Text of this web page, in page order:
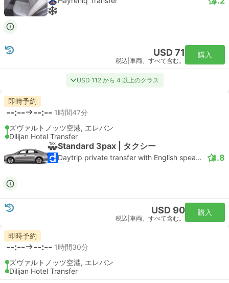
USD 71
税込 車両、すべて含む。
購入
USD 112 から 4 以上のクラス
即時予約
--:-- --:-- 1時間47分
ズヴァルトノッツ空港, エレバン
Dilijan Hotel Transfer
Standard 3pax | タクシー
Daytrip private transfer with English speaking driver 4.8
USD 90
税込 車両、すべて含む。
購入
即時予約
--:-- --:-- 1時間30分
ズヴァルトノッツ空港, エレバン
Dilijan Hotel Transfer